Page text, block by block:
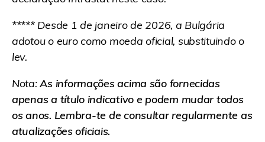
***** Desde 1 de janeiro de 2026, a Bulgária
adotou o euro como moeda oficial, substituindo o
lev.
Nota:As informações acima são fornecidas
apenas a título indicativo e podem mudar todos
os anos. Lembra-te de consultar regularmente as
atualizações oficiais.